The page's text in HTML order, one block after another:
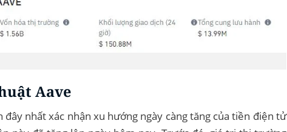
Aave
đây nhất xác nhận xu hướng ngày càng tăng của tiền điện tử